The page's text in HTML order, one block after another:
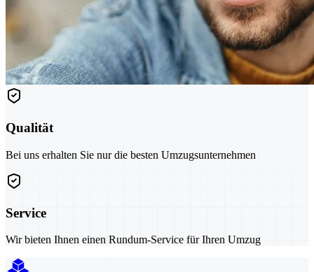
Qualität
Bei uns erhalten Sie nur die besten Umzugsunternehmen
Service
Wir bieten Ihnen einen Rundum-Service für Ihren Umzug